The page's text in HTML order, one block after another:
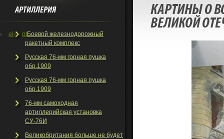
АРТИЛЛЕРИЯ
el ptБоевой железнодорожный
ракетный комплекс
Русская 76-мм горная пушка
обр.1909
Русская 76-мм горная пушка
обр.1909
76-мм самоходная
артиллерийская установка
СУ-76И
Великобритания больше не будет
КАРТИНЫ О
ВЕЛИКОЙ